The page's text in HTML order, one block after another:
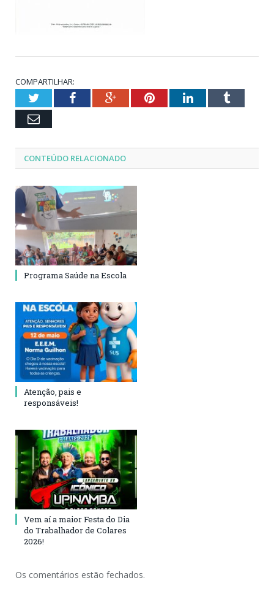
COMPARTILHAR:
TwitterFacebookGoogle+PinterestLinkedInTumblr
Email
CONTEÚDO RELACIONADO
Programa Saúde na Escola
Atenção, pais e
responsáveis!
Vem aí a maior Festa do Dia
do Trabalhador de Colares
2026!
Os comentários estão fechados.